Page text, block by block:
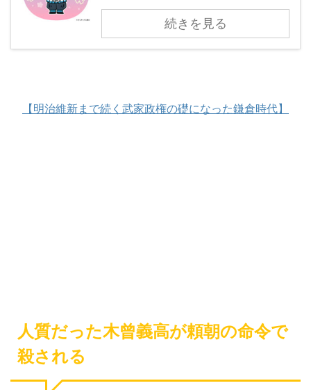
続きを見る
【明治維新まで続く武家政権の礎になった鎌倉時代】
人質だった木曾義高が頼朝の命令で
殺される